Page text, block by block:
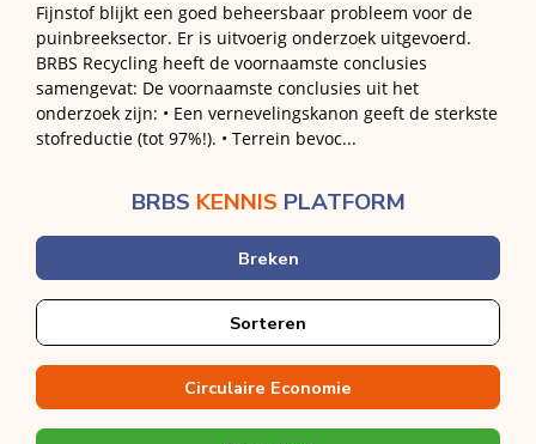
Fijnstof blijkt een goed beheersbaar probleem voor de
puinbreeksector. Er is uitvoerig onderzoek uitgevoerd.
BRBS Recycling heeft de voornaamste conclusies
samengevat: De voornaamste conclusies uit het
onderzoek zijn: • Een vernevelingskanon geeft de sterkste
stofreductie (tot 97%!). • Terrein bevoc...
BRBS KENNIS PLATFORM
Breken
Sorteren
Circulaire Economie